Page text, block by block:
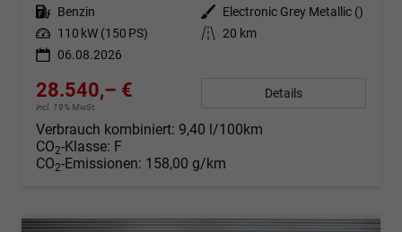
Kraftstoff Benzin Außenfarbe
Electronic Grey Metallic ()
Leistung 110 kW (150 PS) Kilometerstand 20 km
06.08.2026
28.540,– €
incl. 19% MwSt.
Details
Verbrauch kombiniert: 9,40 l/100km
CO2-Klasse: F
CO2-Emissionen: 158,00 g/km